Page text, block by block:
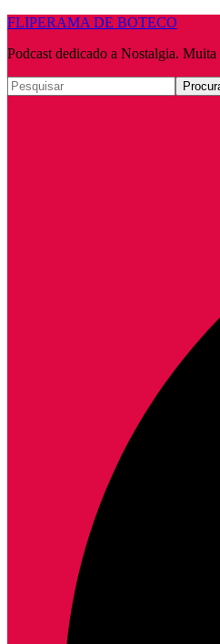
FLIPERAMA DE BOTECO
Podcast dedicado a Nostalgia.